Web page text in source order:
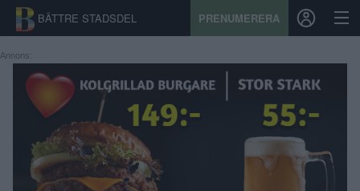
BÄTTRE STADSDEL PRENUMERERA
START
STADSDEL
PRENUMERATION
Annons: